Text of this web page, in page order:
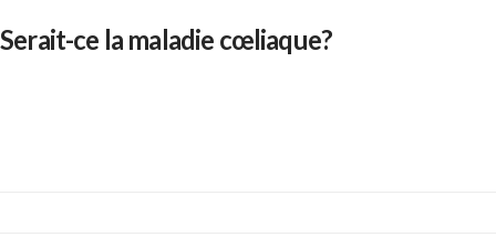
Serait-ce la maladie cœliaque?